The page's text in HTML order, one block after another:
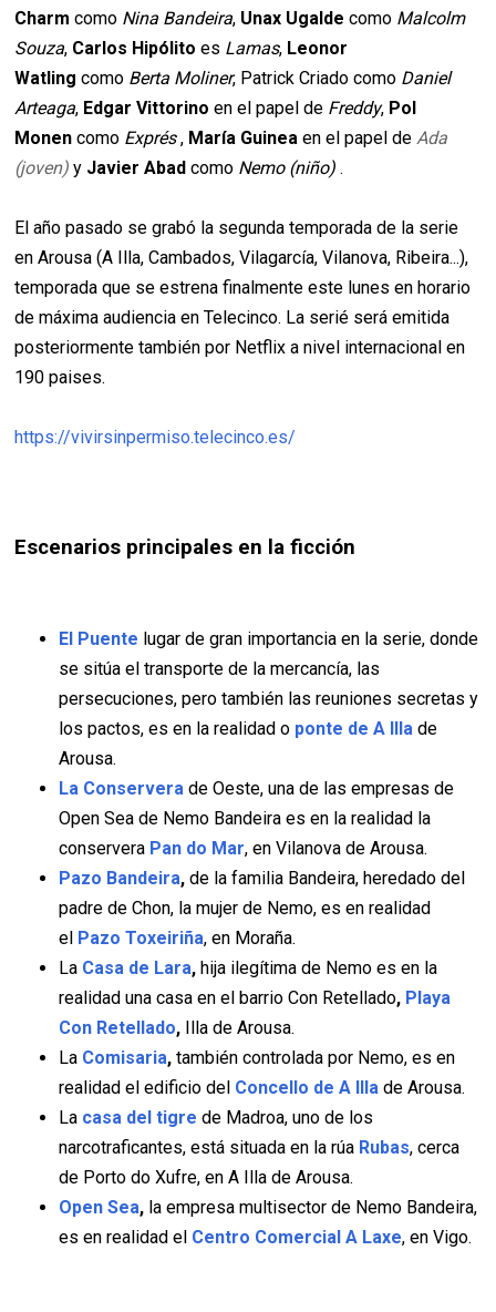
Charm como Nina Bandeira, Unax Ugalde como Malcolm
Souza, Carlos Hipólito es Lamas, Leonor
Watling como Berta Moliner, Patrick Criado como Daniel
Arteaga, Edgar Vittorino en el papel de Freddy, Pol
Monencomo Exprés, María Guinea en el papel deAda
(joven) y Javier Abadcomo Nemo (niño) .
El año pasado se grabó la segunda temporada de la serie
en Arousa (A Illa, Cambados, Vilagarcía, Vilanova, Ribeira...),
temporada que se estrena finalmente este lunes en horario
de máxima audiencia en Telecinco. La serié será emitida
posteriormente también por Netflix a nivel internacional en
190 paises.
https://vivirsinpermiso.telecinco.es/
Escenarios principales en la ficción
El Puente lugar de gran importancia en la serie, donde
se sitúa el transporte de la mercancía, las
persecuciones, pero también las reuniones secretas y
los pactos, es en la realidad o ponte de A Illa de
Arousa.
La Conserverade Oeste, una de las empresas de
Open Sea de Nemo Bandeira es en la realidad la
conservera Pan do Mar, en Vilanova de Arousa.
Pazo Bandeira,de la familia Bandeira, heredado del
padre de Chon, la mujer de Nemo, es en realidad
el Pazo Toxeiriña, en Moraña.
La Casa de Lara,hija ilegítima de Nemo es en la
realidad una casa en el barrio Con Retellado, Playa
Con Retellado, Illa de Arousa.
La Comisaria,también controlada por Nemo, es en
realidad el edificio del Concello de A Illa de Arousa.
La casa del tigre de Madroa, uno de los
narcotraficantes, está situada en la rúa Rubas, cerca
de Porto do Xufre, en A Illa de Arousa.
Open Sea, la empresa multisector de Nemo Bandeira,
es en realidad el Centro Comercial A Laxe, en Vigo.